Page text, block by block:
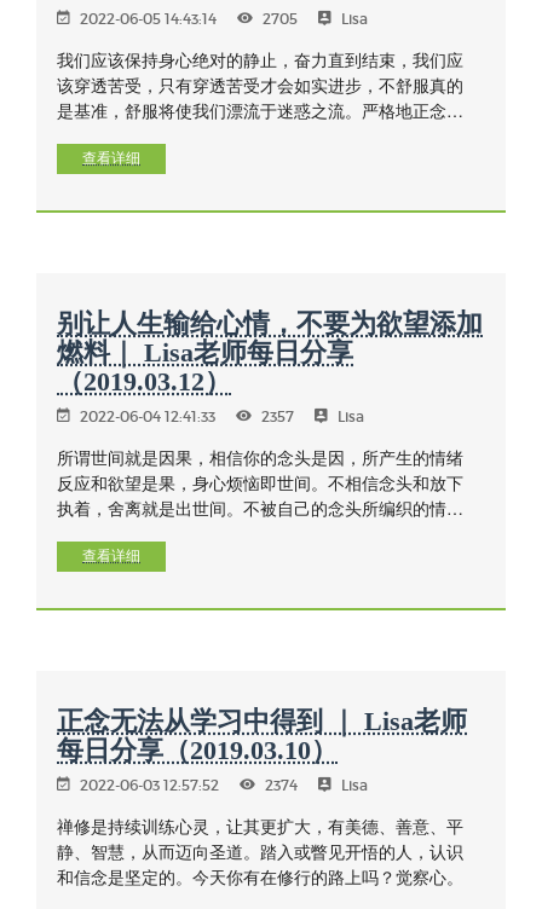
2022-06-05 14:43:14 2705 Lisa
我们应该保持身心绝对的静止，奋力直到结束，我们应
该穿透苦受，只有穿透苦受才会如实进步，不舒服真的
是基准，舒服将使我们漂流于迷惑之流。严格地正念于
得一分。
查看详细
别让人生输给心情，不要为欲望添加
燃料｜ Lisa老师每日分享
（2019.03.12）
2022-06-04 12:41:33 2357 Lisa
所谓世间就是因果，相信你的念头是因，所产生的情绪
反应和欲望是果，身心烦恼即世间。不相信念头和放下
执着，舍离就是出世间。不被自己的念头所编织的情境
个果查看详细
正念无法从学习中得到 ｜ Lisa老师
每日分享（2019.03.10）
2022-06-03 12:57:52 2374 Lisa
禅修是持续训练心灵，让其更扩大，有美德、善意、平
静、智慧，从而迈向圣道。踏入或瞥见开悟的人，认识
和信念是坚定的。今天你有在修行的路上吗？觉察心。